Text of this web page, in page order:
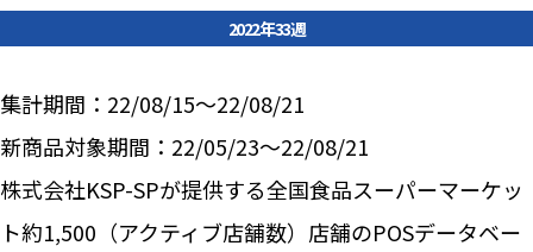
2022年33週
集計期間：22/08/15～22/08/21
新商品対象期間：22/05/23～22/08/21
株式会社KSP-SPが提供する全国食品スーパーマーケッ
ト約1,500（アクティブ店舗数）店舗のPOSデータベー